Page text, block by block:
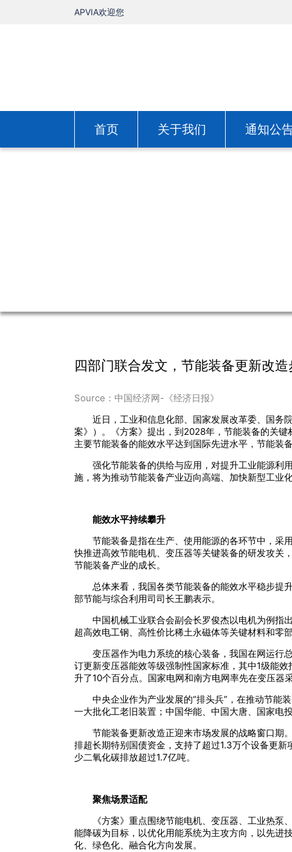
APVIA欢迎您
首页 关于我们 通知公
四部门联合发文，节能装备更新改
Source：中国经济网-《经济日报》
近日，工业和信息化部、国家发展改革委、国
案》）。《方案》提出，到2028年，节能装备的关
主要节能装备的能效水平达到国际先进水平，节能装
强化节能装备的供给与应用，对提升工业能源利
施，将为推动节能装备产业迈向高端、加快新型工业
能效水平持续攀升
节能装备是指在生产、使用能源的各环节中，采
快推进高效节能电机、变压器等关键装备的研发攻关
节能装备产业的成长。
总体来看，我国各类节能装备的能效水平稳步提
部节能与综合利用司司长王鹏表示。
中国机械工业联合会副会长罗俊杰以电机为例指
超高效电工钢、高性价比稀土永磁体等关键材料和零
变压器作为电力系统的核心装备，我国在网运行
订更新变压器能效等级强制性国家标准，其中1级能
升了10个百分点。国家电网和南方电网率先在变压器
中央企业作为产业发展的“排头兵”，在推动节能
一大批化工老旧装置；中国华能、中国大唐、国家电
节能装备更新改造正迎来市场发展的战略窗口期
排超长期特别国债资金，支持了超过1.3万个设备更
少二氧化碳排放超过1.7亿吨。
聚焦场景适配
《方案》重点围绕节能电机、变压器、工业热
能降碳为目标，以优化用能系统为主攻方向，以先进
化、绿色化、融合化方向发展。